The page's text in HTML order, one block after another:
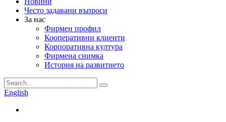
Често задавани въпроси
За нас
Фирмен профил
Кооперативни клиенти
Корпоративна култура
Фирмена снимка
История на развитието
English